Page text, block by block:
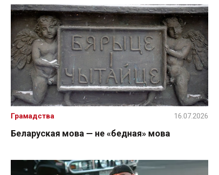
Беларуская мова — не «бедная» мова
Грамадства 16.07.2026